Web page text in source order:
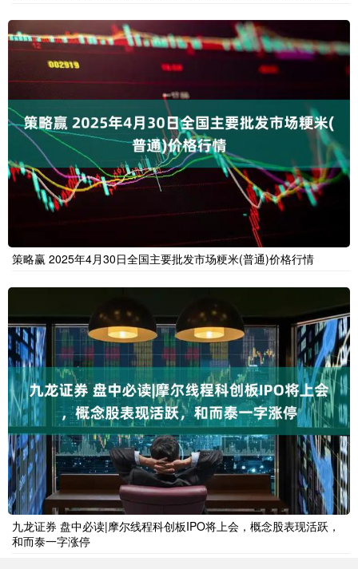
策略赢 2025年4月30日全国主要批发市场粳米(普通)价格行情
九龙证券 盘中必读|摩尔线程科创板IPO将上会，概念股表现活跃，
和而泰一字涨停